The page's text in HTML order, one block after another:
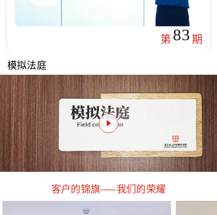
第83期
模拟法庭
客户的锦旗——我们的荣耀